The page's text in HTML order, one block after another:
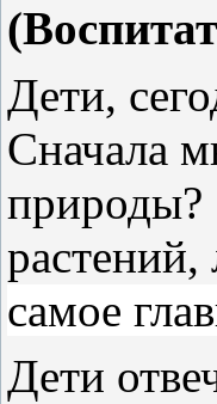
Дети,
Сначала
природы?
растений,
самое
Дети